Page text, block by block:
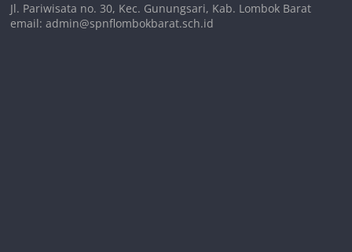
Jl. Pariwisata no. 30, Kec. Gunungsari, Kab. Lombok Barat
email: admin@spnflombokbarat.sch.id